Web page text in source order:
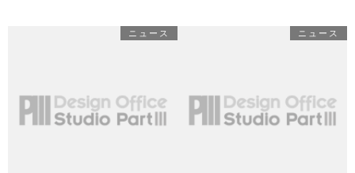
ニュース ニュース